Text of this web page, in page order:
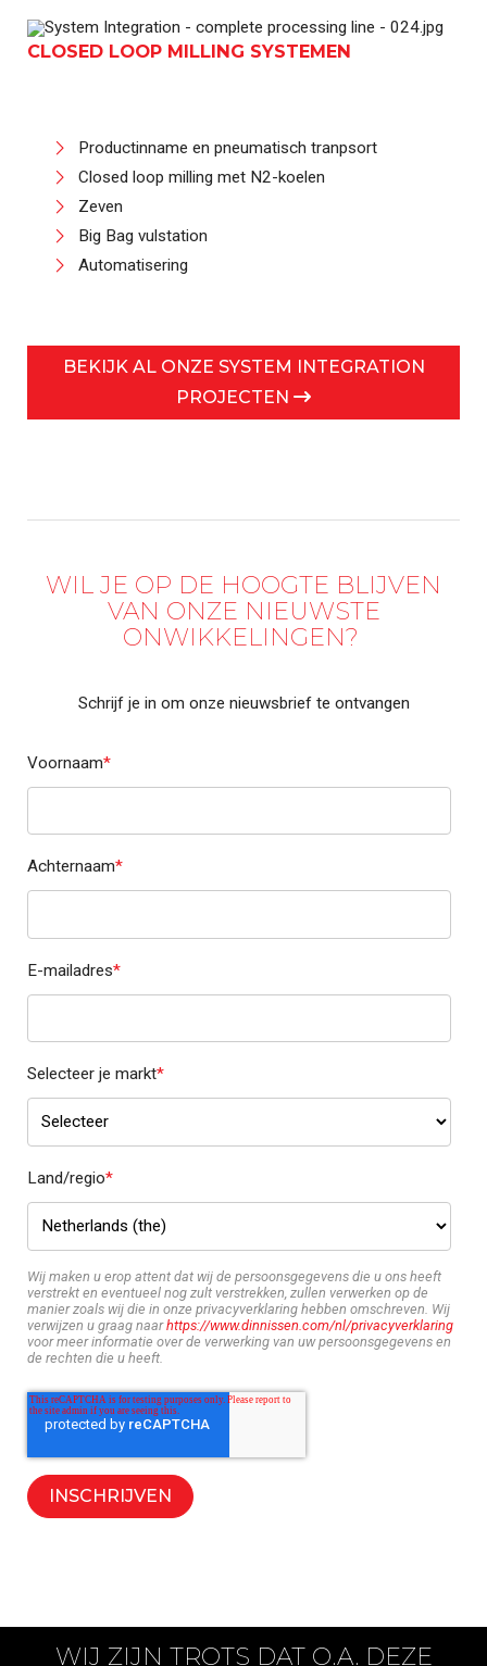
CLOSED LOOP MILLING SYSTEMEN
Productinname en pneumatisch tranpsort
Closed loop milling met N2-koelen
Zeven
Big Bag vulstation
Automatisering
BEKIJK AL ONZE SYSTEM INTEGRATION
PROJECTEN
WIL JE OP DE HOOGTE BLIJVEN
VAN ONZE NIEUWSTE
ONWIKKELINGEN?
Schrijf je in om onze nieuwsbrief te ontvangen
Voornaam*
Achternaam*
E-mailadres*
Selecteer je markt*
Land/regio*
Wij maken u erop attent dat wij de persoonsgegevens die u ons heeft
verstrekt en eventueel nog zult verstrekken, zullen verwerken op de
manier zoals wij die in onze privacyverklaring hebben omschreven. Wij
verwijzen u graag naarhttps://www.dinnissen.com/nl/privacyverklaring
voor meer informatie over de verwerking van uw persoonsgegevens en
de rechten die u heeft.
WIJ ZIJN TROTS DAT O.A. DEZE